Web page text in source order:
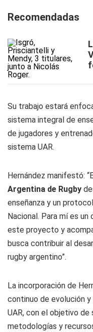
Recomendadas
Su trabajo estará
sistema integral de
de jugadores y
sistema UAR.
Hernández manifestó:
Argentina de Rugby
enseñanza y un
Nacional. Para mí es
este proyecto y
busca contribuir al
rugby argentino”.
La incorporación de
continuo de evolución
UAR, con el objetivo
metodologías y